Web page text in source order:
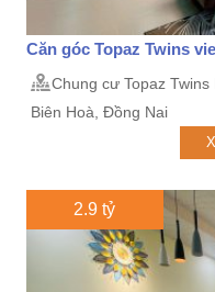
Căn góc Topaz Twins
Chung cư Topaz
Biên Hoà, Đồng Nai
2.9 tỷ